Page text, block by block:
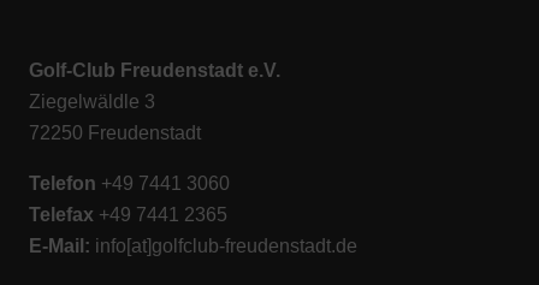
Golf-Club Freudenstadt e.V.
Ziegelwäldle 3
72250 Freudenstadt
Telefon +49 7441 3060
Telefax +49 7441 2365
E-Mail: info[at]golfclub-freudenstadt.de